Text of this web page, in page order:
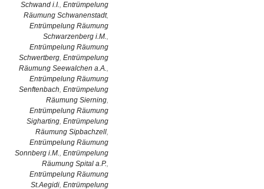
Schwand i.I., Entrümpelung
Räumung Schwanenstadt,
Entrümpelung Räumung
Schwarzenberg i.M.,
Entrümpelung Räumung
Schwertberg, Entrümpelung
Räumung Seewalchen a.A.,
Entrümpelung Räumung
Senftenbach, Entrümpelung
Räumung Sierning,
Entrümpelung Räumung
Sigharting, Entrümpelung
Räumung Sipbachzell,
Entrümpelung Räumung
Sonnberg i.M., Entrümpelung
Räumung Spital a.P.,
Entrümpelung Räumung
St.Aegidi, Entrümpelung